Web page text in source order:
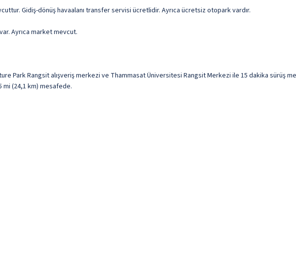
Gidiş-dönüş havaalanı transfer servisi ücretlidir. Ayrıca ücretsiz otopark vardır.
Ayrıca market mevcut.
Park Rangsit alışveriş merkezi ve Thammasat Üniversitesi Rangsit Merkezi ile 15 dakika sürüş
mi (24,1 km) mesafede.